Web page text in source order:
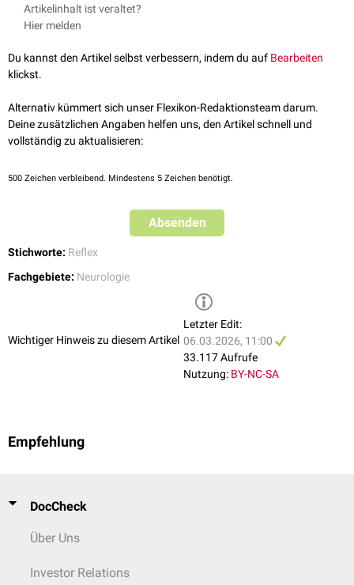
Artikelinhalt ist veraltet?
Hier melden
Du kannst den Artikel selbst verbessern, indem du auf Bearbeiten
klickst.
Alternativ kümmert sich unser Flexikon-Redaktionsteam darum.
Deine zusätzlichen Angaben helfen uns, den Artikel schnell und
vollständig zu aktualisieren:
500 Zeichen verbleibend. Mindestens 5 Zeichen benötigt.
Absenden
Stichworte: Reflex
Fachgebiete: Neurologie
Wichtiger Hinweis zu diesem Artikel
Letzter Edit:
06.03.2026, 11:00
33.117 Aufrufe
Nutzung: BY-NC-SA
Empfehlung
DocCheck
Über Uns
Investor Relations